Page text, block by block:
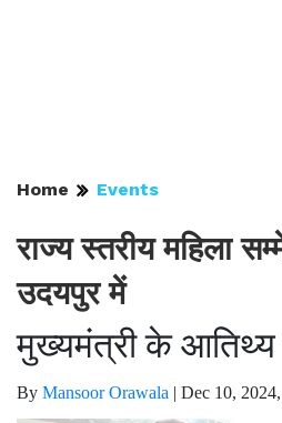
Home Events
राज्य स्तरीय महिला
उदयपुर में
मुख्यमंत्री के आतिथ्य
By Mansoor Orawala | Dec 10,